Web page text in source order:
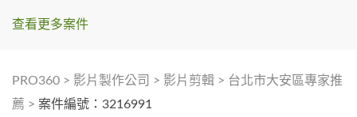
查看更多案件
PRO360 > 影片製作公司 > 影片剪輯 > 台北市大安區專家推
薦 > 案件編號：3216991